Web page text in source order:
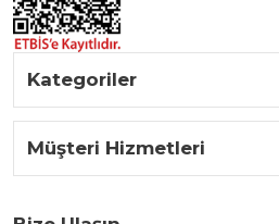
Kategoriler
Müşteri Hizmetleri